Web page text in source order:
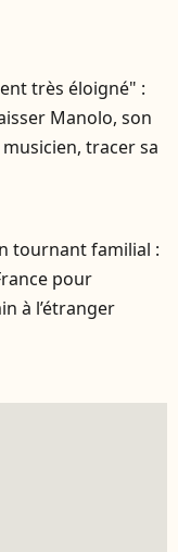
très éloigné" :
Manolo, son
tracer sa
tournant familial :
pour
à l’étranger